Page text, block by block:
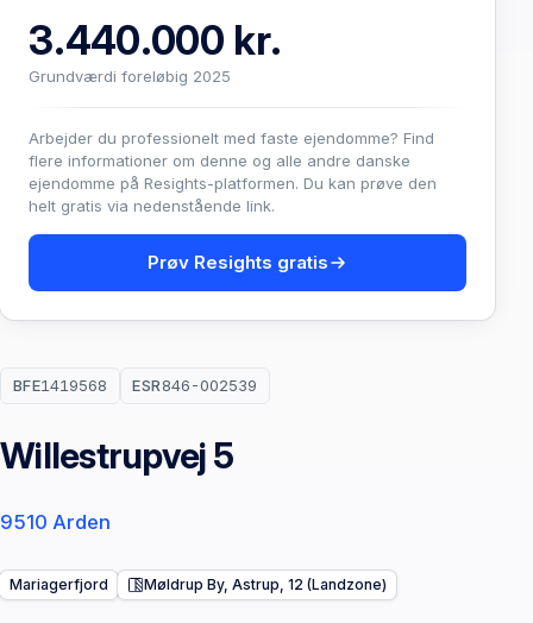
BFE1419568 ESR846-002539
Willestrupvej 5
9510 Arden
Mariagerfjord Møldrup By, Astrup, 12 (Landzone)
3.440.000 kr.
Grundværdi foreløbig 2025
Arbejder du professionelt med faste ejendomme? Find
flere informationer om denne og alle andre danske
ejendomme på Resights-platformen. Du kan prøve den
helt gratis via nedenstående link.
Prøv Resights gratis